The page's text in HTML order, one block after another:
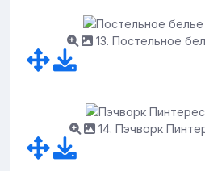
13. Постельное
14. Пэчворк